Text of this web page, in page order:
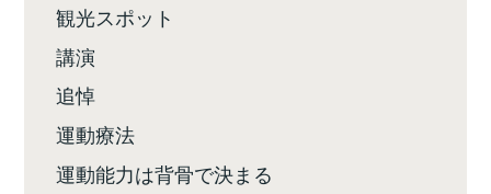
観光スポット
講演
追悼
運動療法
運動能力は背骨で決まる